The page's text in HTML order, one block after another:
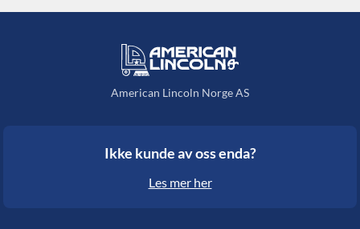
American Lincoln Norge AS
Ikke kunde av oss enda?
Les mer her